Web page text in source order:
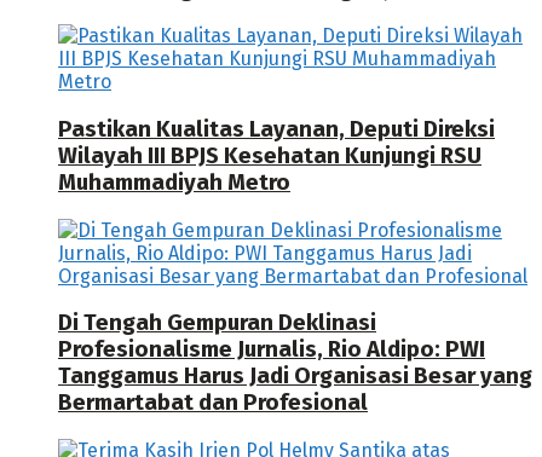
Pastikan Kualitas Layanan, Deputi Direksi
Wilayah III BPJS Kesehatan Kunjungi RSU
Muhammadiyah Metro
Di Tengah Gempuran Deklinasi
Profesionalisme Jurnalis, Rio Aldipo: PWI
Tanggamus Harus Jadi Organisasi Besar yang
Bermartabat dan Profesional